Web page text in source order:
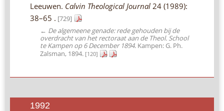
Leeuwen. Calvin Theological Journal 24 (1989):
38–65 . [729]
← De algemeene genade: rede gehouden bij de
overdracht van het rectoraat aan de Theol. School
te Kampen op 6 December 1894. Kampen: G. Ph.
Zalsman, 1894. [120]
1992